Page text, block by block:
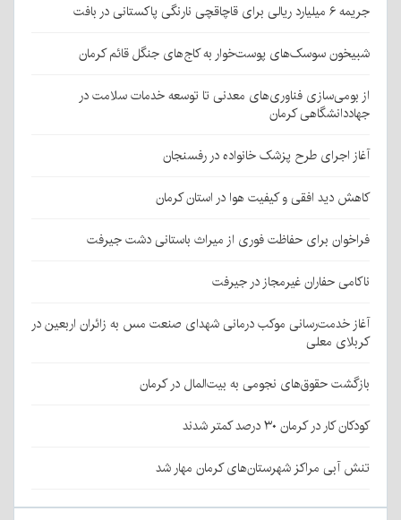
جریمه ۶ میلیارد ریالی برای قاچاقچی نارنگی پاکستانی در بافت
شبیخون سوسک‌های پوست‌خوار به کاج‌های جنگل قائم کرمان
از بومی‌سازی فناوری‌های معدنی تا توسعه خدمات سلامت در
جهاددانشگاهی کرمان
آغاز اجرای طرح پزشک خانواده در رفسنجان
کاهش دید افقی و کیفیت هوا در استان کرمان
فراخوان برای حفاظت فوری از میراث باستانی دشت جیرفت
ناکامی حفاران غیرمجاز در جیرفت
آغاز خدمت‌رسانی موکب درمانی شهدای صنعت مس به زائران اربعین در
کربلای معلی
بازگشت حقوق‌های نجومی به بیت‌المال در کرمان
کودکان کار در کرمان ۳۰ درصد کمتر شدند
تنش آبی مراکز شهرستان‌های کرمان مهار شد